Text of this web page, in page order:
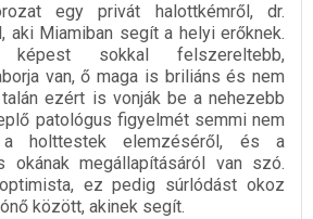
egy privát halottkémről, dr.
aki Miamiban segít a helyi erőknek.
képest sokkal felszereltebb,
van, ő maga is briliáns és nem
ezért is vonják be a nehezebb
patológus figyelmét semmi nem
holttestek elemzéséről, és a
okának megállapításáról van szó.
ez pedig súrlódást okoz
között, akinek segít.